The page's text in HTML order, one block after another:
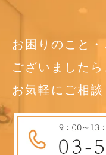
お困りのこと
ございましたら
お気軽にご相談